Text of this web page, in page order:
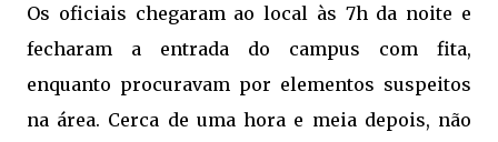
Os oficiais chegaram ao local às 7h da noite e
fecharam a entrada do campus com fita,
enquanto procuravam por elementos suspeitos
na área. Cerca de uma hora e meia depois, não